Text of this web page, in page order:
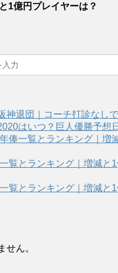
1億円プレイヤーは？
神退団｜コーチ打診なし
はいつ？巨人優勝予想
俸一覧とランキング｜増
覧とランキング｜増減と
覧とランキング｜増減と
せん。